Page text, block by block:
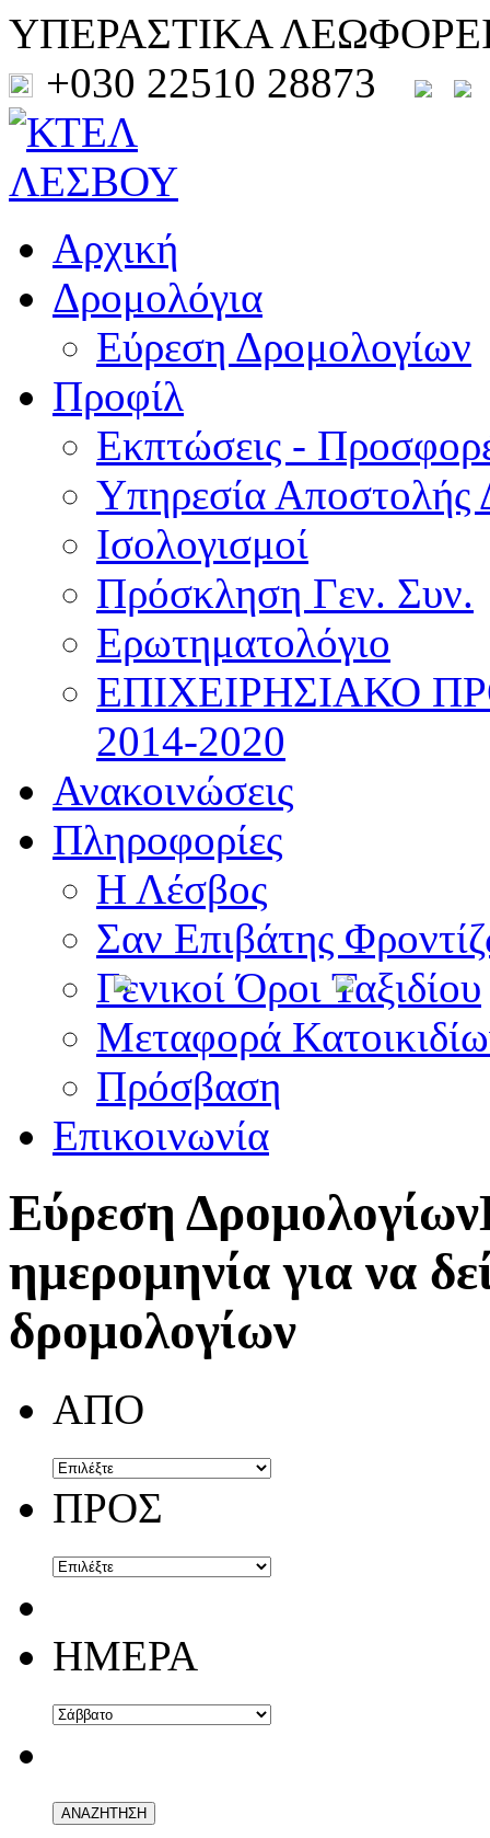
ΥΠΕΡΑΣΤΙΚΑ
+030 22510 28873
Αρχική
Δρομολόγια
Εύρεση Δρομολογίων
Προφίλ
Εκπτώσεις -
Υπηρεσία Αποστολής
Ισολογισμοί
Πρόσκληση Γεν. Συν.
Ερωτηματολόγιο
ΕΠΙΧΕΙΡΗΣΙΑΚΟ
2014-2020
Ανακοινώσεις
Πληροφορίες
Η Λέσβος
Σαν Επιβάτης
Γενικοί Όροι Ταξιδίου
Μεταφορά
Πρόσβαση
Επικοινωνία
Εύρεση Δρομολογίων
ημερομηνία για να
δρομολογίων
ΑΠΟ
ΠΡΟΣ
ΗΜΕΡΑ